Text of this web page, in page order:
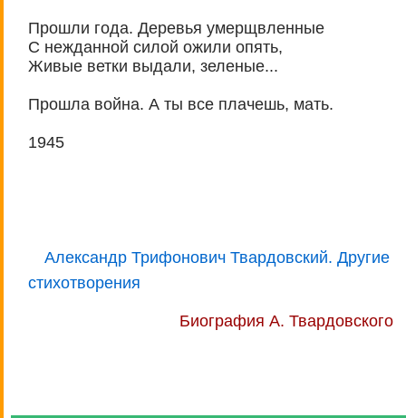
Прошли года. Деревья умерщвленные
С нежданной силой ожили опять,
Живые ветки выдали, зеленые...
Прошла война. А ты все плачешь, мать.
1945
Александр Трифонович Твардовский. Другие
стихотворения
Биография А. Твардовского